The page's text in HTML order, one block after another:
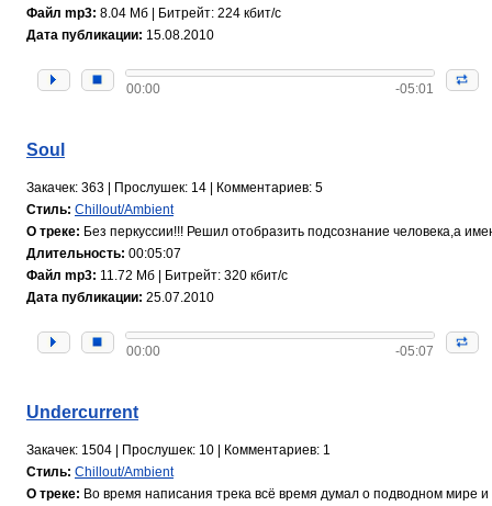
Файл mp3: 8.04 Мб | Битрейт: 224 кбит/с
Дата публикации: 15.08.2010
00:00 -05:01
Soul
Закачек: 363 | Прослушек: 14 | Комментариев: 5
Стиль: Chillout/Ambient
О треке: Без перкуссии!!! Решил отобразить подсознание человека,а
Длительность: 00:05:07
Файл mp3: 11.72 Мб | Битрейт: 320 кбит/с
Дата публикации: 25.07.2010
00:00 -05:07
Undercurrent
Закачек: 1504 | Прослушек: 10 | Комментариев: 1
Стиль: Chillout/Ambient
О треке: Во время написания трека всё время думал о подводном мире и